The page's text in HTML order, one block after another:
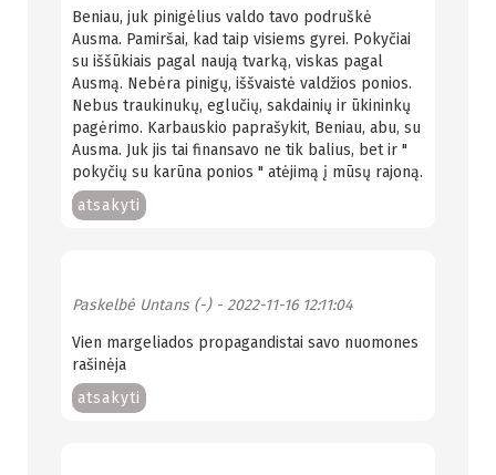
Beniau, juk pinigėlius valdo tavo podruškė
Ausma. Pamiršai, kad taip visiems gyrei. Pokyčiai
su iššūkiais pagal naują tvarką, viskas pagal
Ausmą. Nebėra pinigų, iššvaistė valdžios ponios.
Nebus traukinukų, eglučių, sakdainių ir ūkininkų
pagėrimo. Karbauskio paprašykit, Beniau, abu, su
Ausma. Juk jis tai finansavo ne tik balius, bet ir "
pokyčių su karūna ponios " atėjimą į mūsų rajoną.
atsakyti
Paskelbė Untans (-)- 2022-11-16 12:11:04
Vien margeliados propagandistai savo nuomones
rašinėja
atsakyti